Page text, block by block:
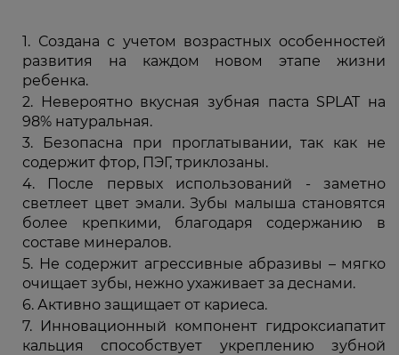
Создана с учетом возрастных особенностей
развития на каждом новом этапе жизни
ребенка.
Невероятно вкусная зубная паста SPLAT на
98% натуральная.
Безопасна при проглатывании, так как не
содержит фтор, ПЭГ, триклозаны.
После первых использований - заметно
светлеет цвет эмали. Зубы малыша становятся
более крепкими, благодаря содержанию в
составе минералов.
Не содержит агрессивные абразивы – мягко
очищает зубы, нежно ухаживает за деснами.
Активно защищает от кариеса.
Инновационный компонент гидроксиапатит
кальция способствует укреплению зубной